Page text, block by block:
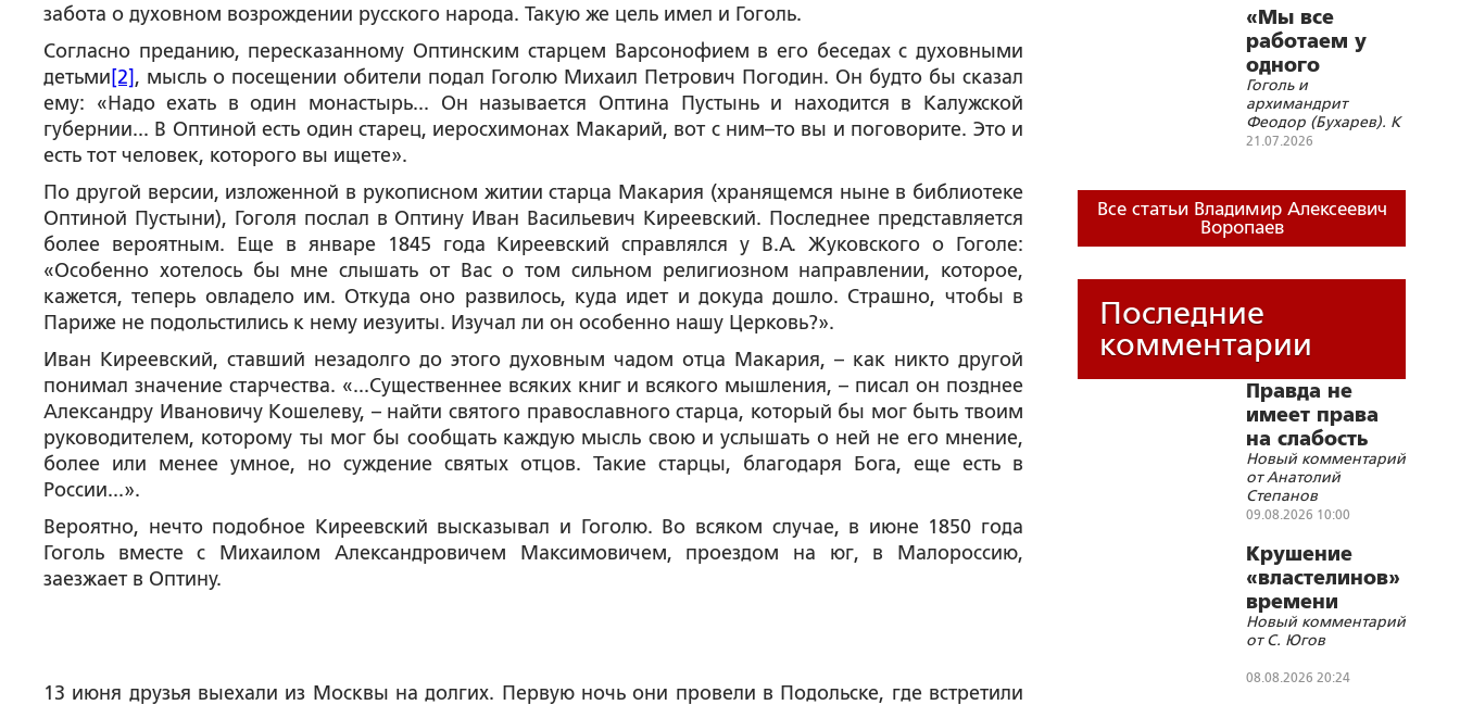
забота о духовном возрождении русского народа. Такую же цель имел и Гоголь.
Согласно преданию, пересказанному Оптинским старцем Варсонофием в его беседах с духовными
детьми [2] , мысль о посещении обители подал Гоголю Михаил Петрович Погодин. Он будто бы сказал
ему: «Надо ехать в один монастырь... Он называется Оптина Пустынь и находится в Калужской
губернии... В Оптиной есть один старец, иеросхимонах Макарий, вот с ним–то вы и поговорите. Это и
есть тот человек, которого вы ищете».
По другой версии, изложенной в рукописном житии старца Макария (хранящемся ныне в библиотеке
Оптиной Пустыни), Гоголя послал в Оптину Иван Васильевич Киреевский. Последнее представляется
более вероятным. Еще в январе 1845 года Киреевский справлялся у В.А. Жуковского о Гоголе:
«Особенно хотелось бы мне слышать от Вас о том сильном религиозном направлении, которое,
кажется, теперь овладело им. Откуда оно развилось, куда идет и докуда дошло. Страшно, чтобы в
Париже не подольстились к нему иезуиты. Изучал ли он особенно нашу Церковь?».
Иван Киреевский, ставший незадолго до этого духовным чадом отца Макария, – как никто другой
понимал значение старчества. «...Существеннее всяких книг и всякого мышления, – писал он позднее
Александру Ивановичу Кошелеву, – найти святого православного старца, который бы мог быть твоим
руководителем, которому ты мог бы сообщать каждую мысль свою и услышать о ней не его мнение,
более или менее умное, но суждение святых отцов. Такие старцы, благодаря Бога, еще есть в
России...».
Вероятно, нечто подобное Киреевский высказывал и Гоголю. Во всяком случае, в июне 1850 года
Гоголь вместе с Михаилом Александровичем Максимовичем, проездом на юг, в Малороссию,
заезжает в Оптину.
13 июня друзья выехали из Москвы на долгих. Первую ночь они провели в Подольске, где встретили
Гоголя
«Шинель»
«Мы все
работаем у
одного
Хозяина»
Гоголь и
архимандрит
Феодор (Бухарев). К
155-летию со дня
21.07.2026
Все статьи Владимир Алексеевич
Воропаев
Последние
комментарии
Правда не
имеет права
на слабость
Новый комментарий
от Анатолий
Степанов
09.08.2026 10:00
Крушение
«властелинов»
времени
Новый комментарий
от С. Югов
08.08.2026 20:24